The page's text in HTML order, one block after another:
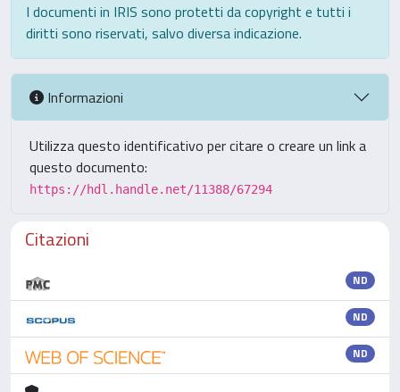
I documenti in IRIS sono protetti da copyright e tutti i
diritti sono riservati, salvo diversa indicazione.
Informazioni
Utilizza questo identificativo per citare o creare un link a
questo documento:
https://hdl.handle.net/11388/67294
Citazioni
ND
ND
ND